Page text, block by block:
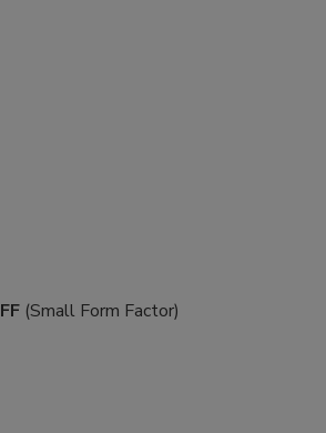
(Small Form Factor)